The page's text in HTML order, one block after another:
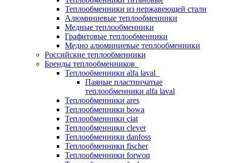
Теплообменники из нержавеющей стали
Алюминиевые теплообменники
Медные теплообменники
Графитовые теплообменники
Медно алюминиевые теплообменники
Российские теплообменники
Бренды теплообменников
Теплообменники alfa laval
Паяные пластинчатые
теплообменники alfa laval
Теплообменники ares
Теплообменники bowa
Теплообменники ciat
Теплообменники clever
Теплообменники danfoss
Теплообменники fischer
Теплообменники forwon